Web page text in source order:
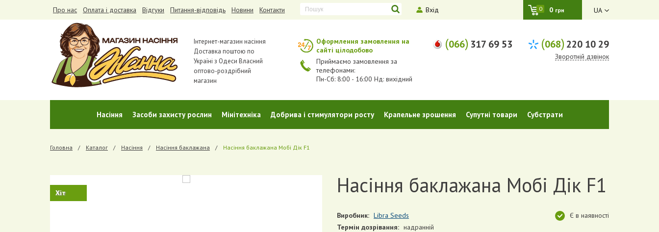
0 0 грн
Про нас Оплата і доставка Відгуки Питання-відповідь Новини Контакти Вхід UA
Інтернет-магазин насіння
Доставка поштою по
Україні з Одеси Власний
оптово-роздрібний
магазин
Оформлення замовлення на
сайті цілодобово
Приймаємо замовлення за
телефонами:
Пн-Сб: 8:00 - 16:00 Нд: вихідний
(066) 317 69 53 (068)220 10 29
Зворотній дзвінок
Насіння Засоби захисту рослин Мінітехніка Добрива і стимулятори росту Крапельне зрошення Супутні товари Субстрати
Головна Каталог Насіння Насіння баклажана Насіння баклажана Мобі Дік F1
Хіт Насіння баклажана Мобі Дік F1
Є в наявності
Виробник: Libra Seeds
Термін дозрівання: надранній